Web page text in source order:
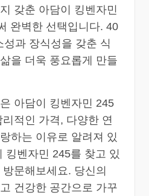
갖춘 아담이 킹벤자민
완벽한 선택입니다. 40
과 장식성을 갖춘 식
을 더욱 풍요롭게 만들
아담이 킹벤자민 245
적인 가격, 다양한 연
하는 이유로 알려져 있
킹벤자민 245를 찾고 있
문해보세요. 당신의
건강한 공간으로 가꾸